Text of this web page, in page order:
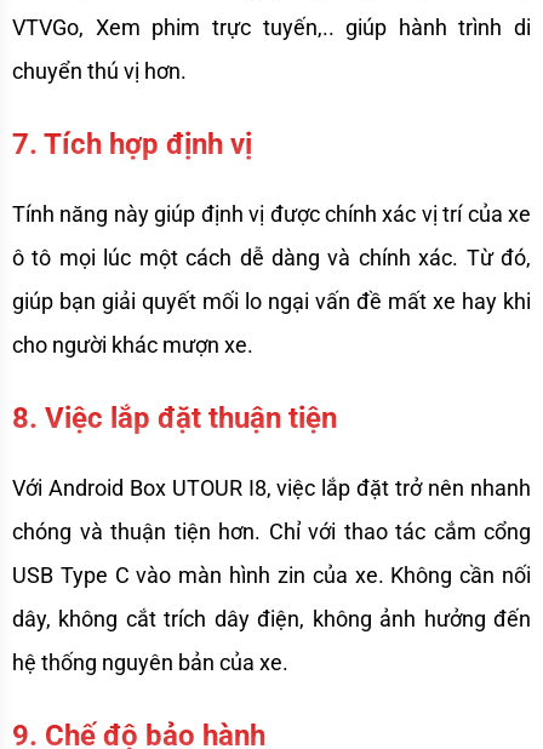
VTVGo, Xem phim trực tuyến,.. giúp hành trình di
chuyển thú vị hơn.
7. Tích hợp định vị
Tính năng này giúp định vị được chính xác vị trí của xe
ô tô mọi lúc một cách dễ dàng và chính xác. Từ đó,
giúp bạn giải quyết mối lo ngại vấn đề mất xe hay khi
cho người khác mượn xe.
8. Việc lắp đặt thuận tiện
Với Android Box UTOUR I8, việc lắp đặt trở nên nhanh
chóng và thuận tiện hơn. Chỉ với thao tác cắm cổng
USB Type C vào màn hình zin của xe. Không cần nối
dây, không cắt trích dây điện, không ảnh hưởng đến
hệ thống nguyên bản của xe.
9. Chế độ bảo hành